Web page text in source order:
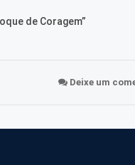
de Coragem”
Deixe um